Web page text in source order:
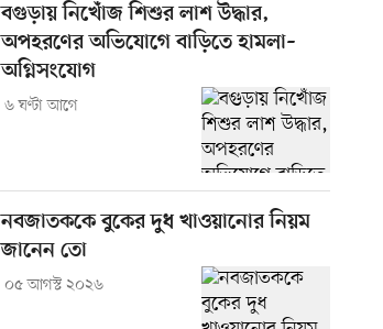
বগুড়ায় নিখোঁজ শিশুর লাশ উদ্ধার,
অপহরণের অভিযোগে বাড়িতে হামলা–
অগ্নিসংযোগ
৬ ঘণ্টা আগে
নবজাতককে বুকের দুধ খাওয়ানোর নিয়ম
জানেন তো
০৫ আগস্ট ২০২৬